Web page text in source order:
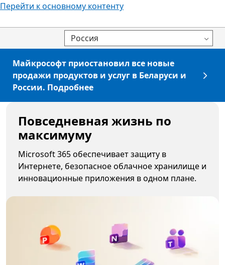
Перейти к основному контенту
Россия
Майкрософт приостановил все новые
продажи продуктов и услуг в Беларуси и
России. Подробнее
Повседневная жизнь по
максимуму
Microsoft 365 обеспечивает защиту в
Интернете, безопасное облачное хранилище и
инновационные приложения в одном плане.